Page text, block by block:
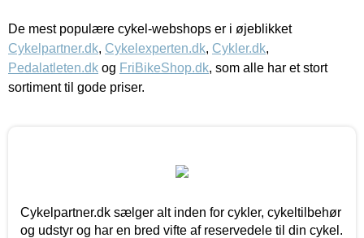
De mest populære cykel-webshops er i øjeblikket
Cykelpartner.dk, Cykelexperten.dk, Cykler.dk,
Pedalatleten.dk og FriBikeShop.dk, som alle har et stort
sortiment til gode priser.
Cykelpartner.dk sælger alt inden for cykler, cykeltilbehør
og udstyr og har en bred vifte af reservedele til din cykel.